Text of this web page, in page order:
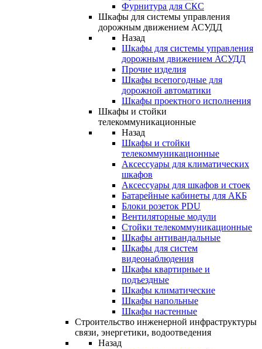
Фурнитура для СКС
Шкафы для системы управления
дорожным движением АСУДД
Назад
Шкафы для системы управления
дорожным движением АСУДД
Прочие изделия
Шкафы всепогодные для
дорожной автоматики
Шкафы проектного исполнения
Шкафы и стойки
телекоммуникационные
Назад
Шкафы и стойки
телекоммуникационные
Аксессуары для климатических
шкафов
Аксессуары для шкафов и стоек
Батарейные кабинеты для АКБ
Блоки розеток PDU
Вентиляторные модули
Стойки телекоммуникационные
Шкафы антивандальные
Шкафы для систем
видеонаблюдения
Шкафы квартирные и
подъездные
Шкафы климатические
Шкафы напольные
Шкафы настенные
Строительство инженерной инфраструктуры
связи, энергетики, водоотведения
Назад